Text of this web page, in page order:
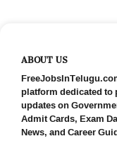
ABOUT US
platform dedicated
updates on
Admit Cards, Exam
News, and Career